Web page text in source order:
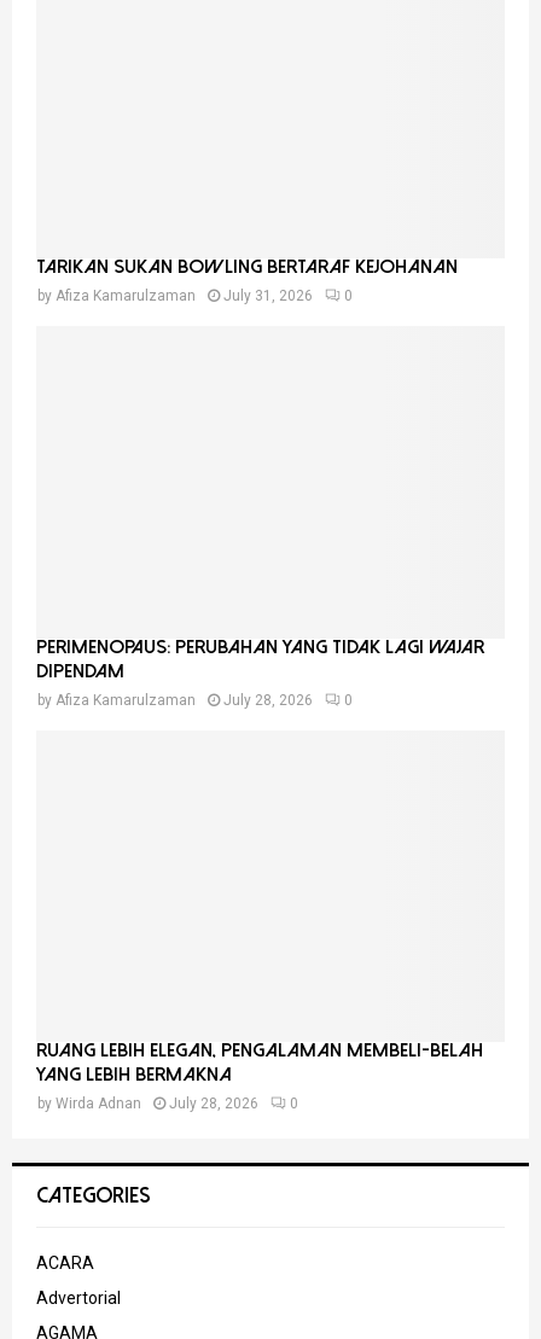
Tarikan Sukan Bowling Bertaraf Kejohanan
by Afiza Kamarulzaman July 31, 2026 0
Perimenopaus: Perubahan Yang Tidak Lagi Wajar
Dipendam
by Afiza Kamarulzaman July 28, 2026 0
Ruang Lebih Elegan, Pengalaman Membeli-Belah
Yang Lebih Bermakna
by Wirda Adnan July 28, 2026 0
CATEGORIES
ACARA
Advertorial
AGAMA